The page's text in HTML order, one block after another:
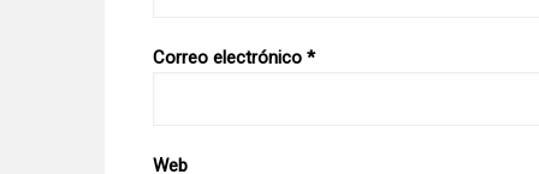
Correo electrónico *
Web